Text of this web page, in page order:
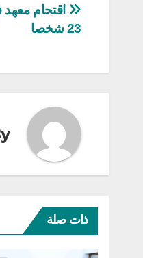
تصفّح
المقالات
اقتحام
23 شخصا
ذات صلة